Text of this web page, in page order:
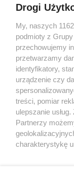
Żaden utwór
rozpowszechniany
(w tym także
eksploatacji w
Internecie bez
lub wykorzystanie
prawa, tzn. bez
może być ścigane
Drogi
My, naszych
podmioty z
przechowujemy
przetwarzamy
identyfikatory,
urządzenie czy
treści, pomiar
ulepszanie
Partnerzy
charakterystykę